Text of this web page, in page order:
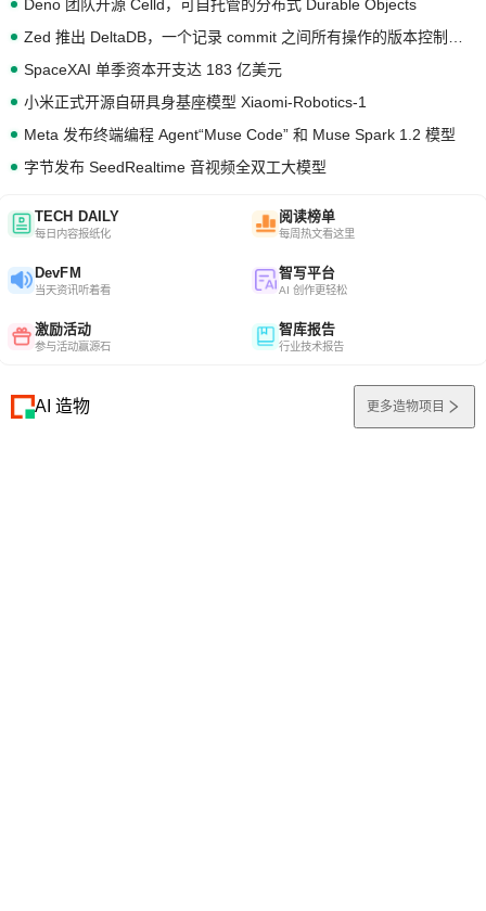
Deno 团队开源 Celld，可自托管的分布式 Durable Objects
SpaceXAI 单季资本开支达 183 亿美元
小米正式开源自研具身基座模型 Xiaomi-Robotics-1
Meta 发布终端编程 Agent“Muse Code” 和 Muse Spark 1.2 模型
字节发布 SeedRealtime 音视频全双工大模型
TECH DAILY
每日内容报纸化
阅读榜单
每周热文看这里
DevFM
当天资讯听着看
智写平台
AI 创作更轻松
激励活动
参与活动赢源石
智库报告
行业技术报告
AI 造物 更多造物项目